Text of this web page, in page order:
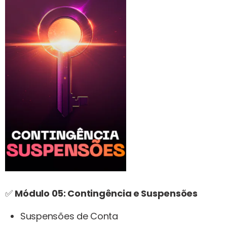
✅ Módulo 05: Contingência e Suspensões
Suspensões de Conta